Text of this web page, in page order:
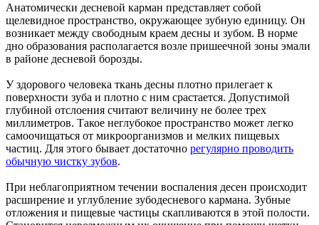
Анатомически десневой карман представляет собой
щелевидное пространство, окружающее зубную единицу. Он
возникает между свободным краем десны и зубом. В норме
дно образования располагается возле пришеечной зоны эмали
в районе десневой борозды.
У здорового человека ткань десны плотно прилегает к
поверхности зуба и плотно с ним срастается. Допустимой
глубиной отслоения считают величину не более трех
миллиметров. Такое неглубокое пространство может легко
самоочищаться от микроорганизмов и мелких пищевых
частиц. Для этого бывает достаточно регулярно проводить
обычную чистку зубов.
При неблагоприятном течении воспаления десен происходит
расширение и углубление зубодесневого кармана. Зубные
отложения и пищевые частицы скапливаются в этой полости.